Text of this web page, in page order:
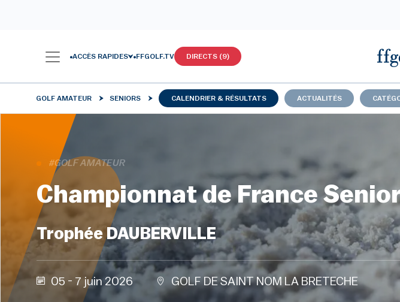
ACCÈS RAPIDES FFGOLF.TV DIRECTS (9)
GOLF AMATEUR SENIORS CALENDRIER & RÉSULTATS ACTUALITÉS
#GOLF AMATEUR
Championnat de France
Trophée DAUBERVILLE
05 - 7 juin 2026 GOLF DE SAINT NOM LA BRETECHE